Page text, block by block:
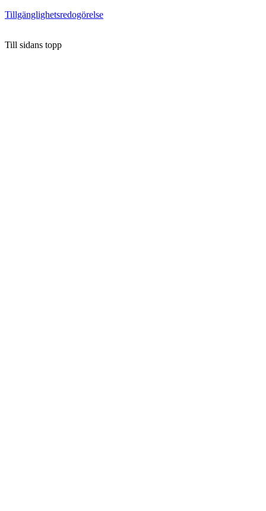
Tillgänglighetsredogörelse
Till sidans topp